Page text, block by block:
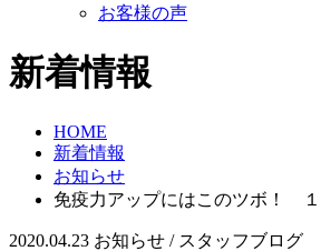
お客様の声
新着情報
HOME
新着情報
お知らせ
免疫力アップにはこのツボ！ １
2020.04.23 お知らせ / スタッフブログ